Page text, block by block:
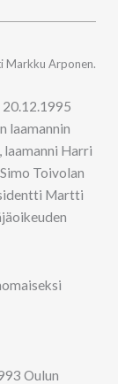
Markku Arponen.
laamannin
laamanni Harri
Toivolan
Martti
Oulun